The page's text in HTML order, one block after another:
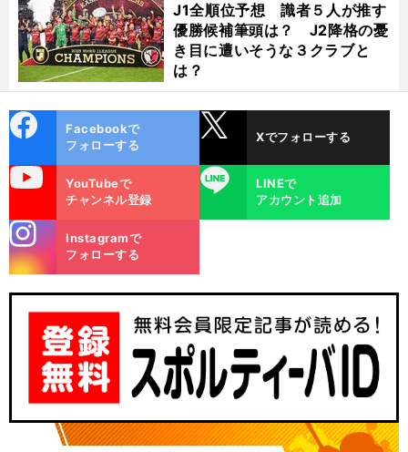
J1全順位予想 識者５人が推す
優勝候補筆頭は？ J2降格の憂
き目に遭いそうな３クラブと
は？
ok
Facebookで
フォローする
Xでフォローする
YouTubeで
チャンネル登録
LINE
LINEで
アカウント追加
m
Instagramで
フォローする